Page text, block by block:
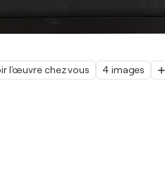
l'œuvre chez vous 4 images